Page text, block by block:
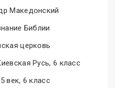
Македонский
Библии
церковь
Русь, 6 класс
век, 6 класс